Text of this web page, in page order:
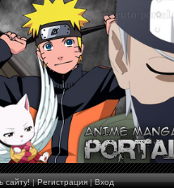
сайту!|Регистрация|Вход